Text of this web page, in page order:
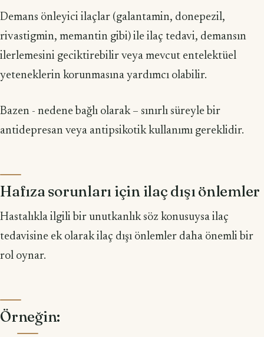
Demans önleyici ilaçlar (galantamin, donepezil,
rivastigmin, memantin gibi) ile ilaç tedavi, demansın
ilerlemesini geciktirebilir veya mevcut entelektüel
yeteneklerin korunmasına yardımcı olabilir.
Bazen - nedene bağlı olarak – sınırlı süreyle bir
antidepresan veya antipsikotik kullanımı gereklidir.
Hafıza sorunları için ilaç dışı önlemler
Hastalıkla ilgili bir unutkanlık söz konusuysa ilaç
tedavisine ek olarak ilaç dışı önlemler daha önemli bir
rol oynar.
Örneğin: